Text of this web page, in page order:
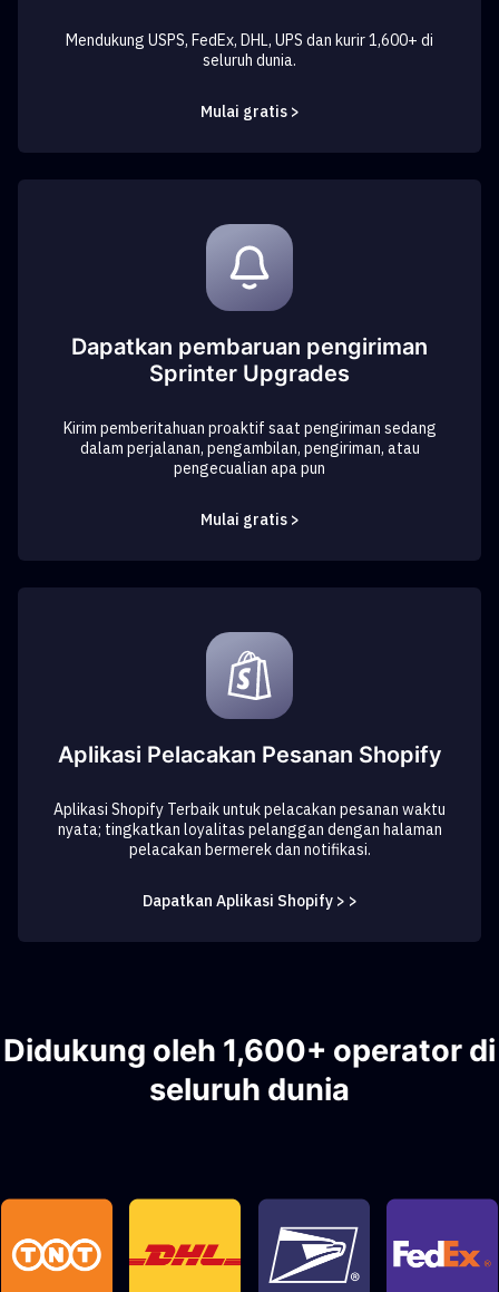
Mendukung USPS, FedEx, DHL, UPS dan kurir 1,600+ di
seluruh dunia.
Mulai gratis >
Dapatkan pembaruan pengiriman
Sprinter Upgrades
Kirim pemberitahuan proaktif saat pengiriman sedang
dalam perjalanan, pengambilan, pengiriman, atau
pengecualian apa pun
Mulai gratis >
Aplikasi Pelacakan Pesanan Shopify
Aplikasi Shopify Terbaik untuk pelacakan pesanan waktu
nyata; tingkatkan loyalitas pelanggan dengan halaman
pelacakan bermerek dan notifikasi.
Dapatkan Aplikasi Shopify > >
Didukung oleh 1,600+ operator di
seluruh dunia